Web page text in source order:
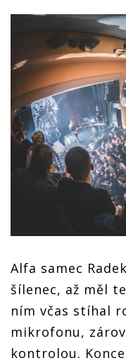
Alfa samec
šílenec, až měl
ním včas stíhal
mikrofonu,
kontrolou.